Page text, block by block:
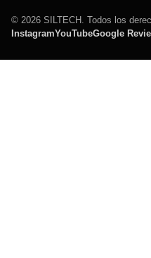
© 2026 SILTECH. Todos los
InstagramYouTubeGoogle